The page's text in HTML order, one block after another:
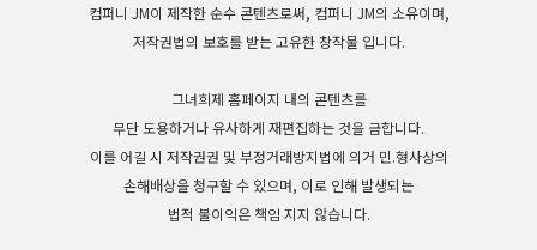
컴퍼니 JM이 제작한 순수 콘텐츠로써, 컴퍼니 JM의 소유이며,
저작권법의 보호를 받는 고유한 창작물 입니다.
그녀희제 홈페이지 내의 콘텐츠를
무단 도용하거나 유사하게 재편집하는 것을 금합니다.
이를 어길 시 저작권권 및 부정거래방지법에 의거 민.형사상의
손해배상을 청구할 수 있으며, 이로 인해 발생되는
법적 불이익은 책임 지지 않습니다.